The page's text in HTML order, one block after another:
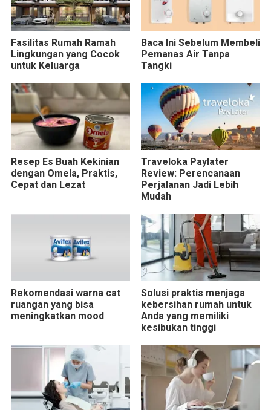
Fasilitas Rumah Ramah
Lingkungan yang Cocok
untuk Keluarga
Baca Ini Sebelum Membeli
Pemanas Air Tanpa
Tangki
Resep Es Buah Kekinian
dengan Omela, Praktis,
Cepat dan Lezat
Traveloka Paylater
Review: Perencanaan
Perjalanan Jadi Lebih
Mudah
Rekomendasi warna cat
ruangan yang bisa
meningkatkan mood
Solusi praktis menjaga
kebersihan rumah untuk
Anda yang memiliki
kesibukan tinggi